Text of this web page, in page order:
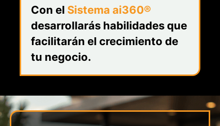
Con el Sistema ai360®
desarrollarás habilidades que
facilitarán el crecimiento de
tu negocio.